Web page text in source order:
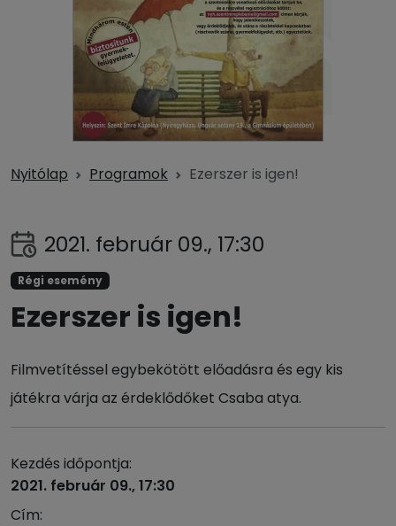
Nyitólap Programok Ezerszer is igen!
2021. február 09., 17:30
Régi esemény
Ezerszer is igen!
Filmvetítéssel egybekötött előadásra és egy kis
játékra várja az érdeklődőket Csaba atya.
Kezdés időpontja:
2021. február 09., 17:30
Cím: